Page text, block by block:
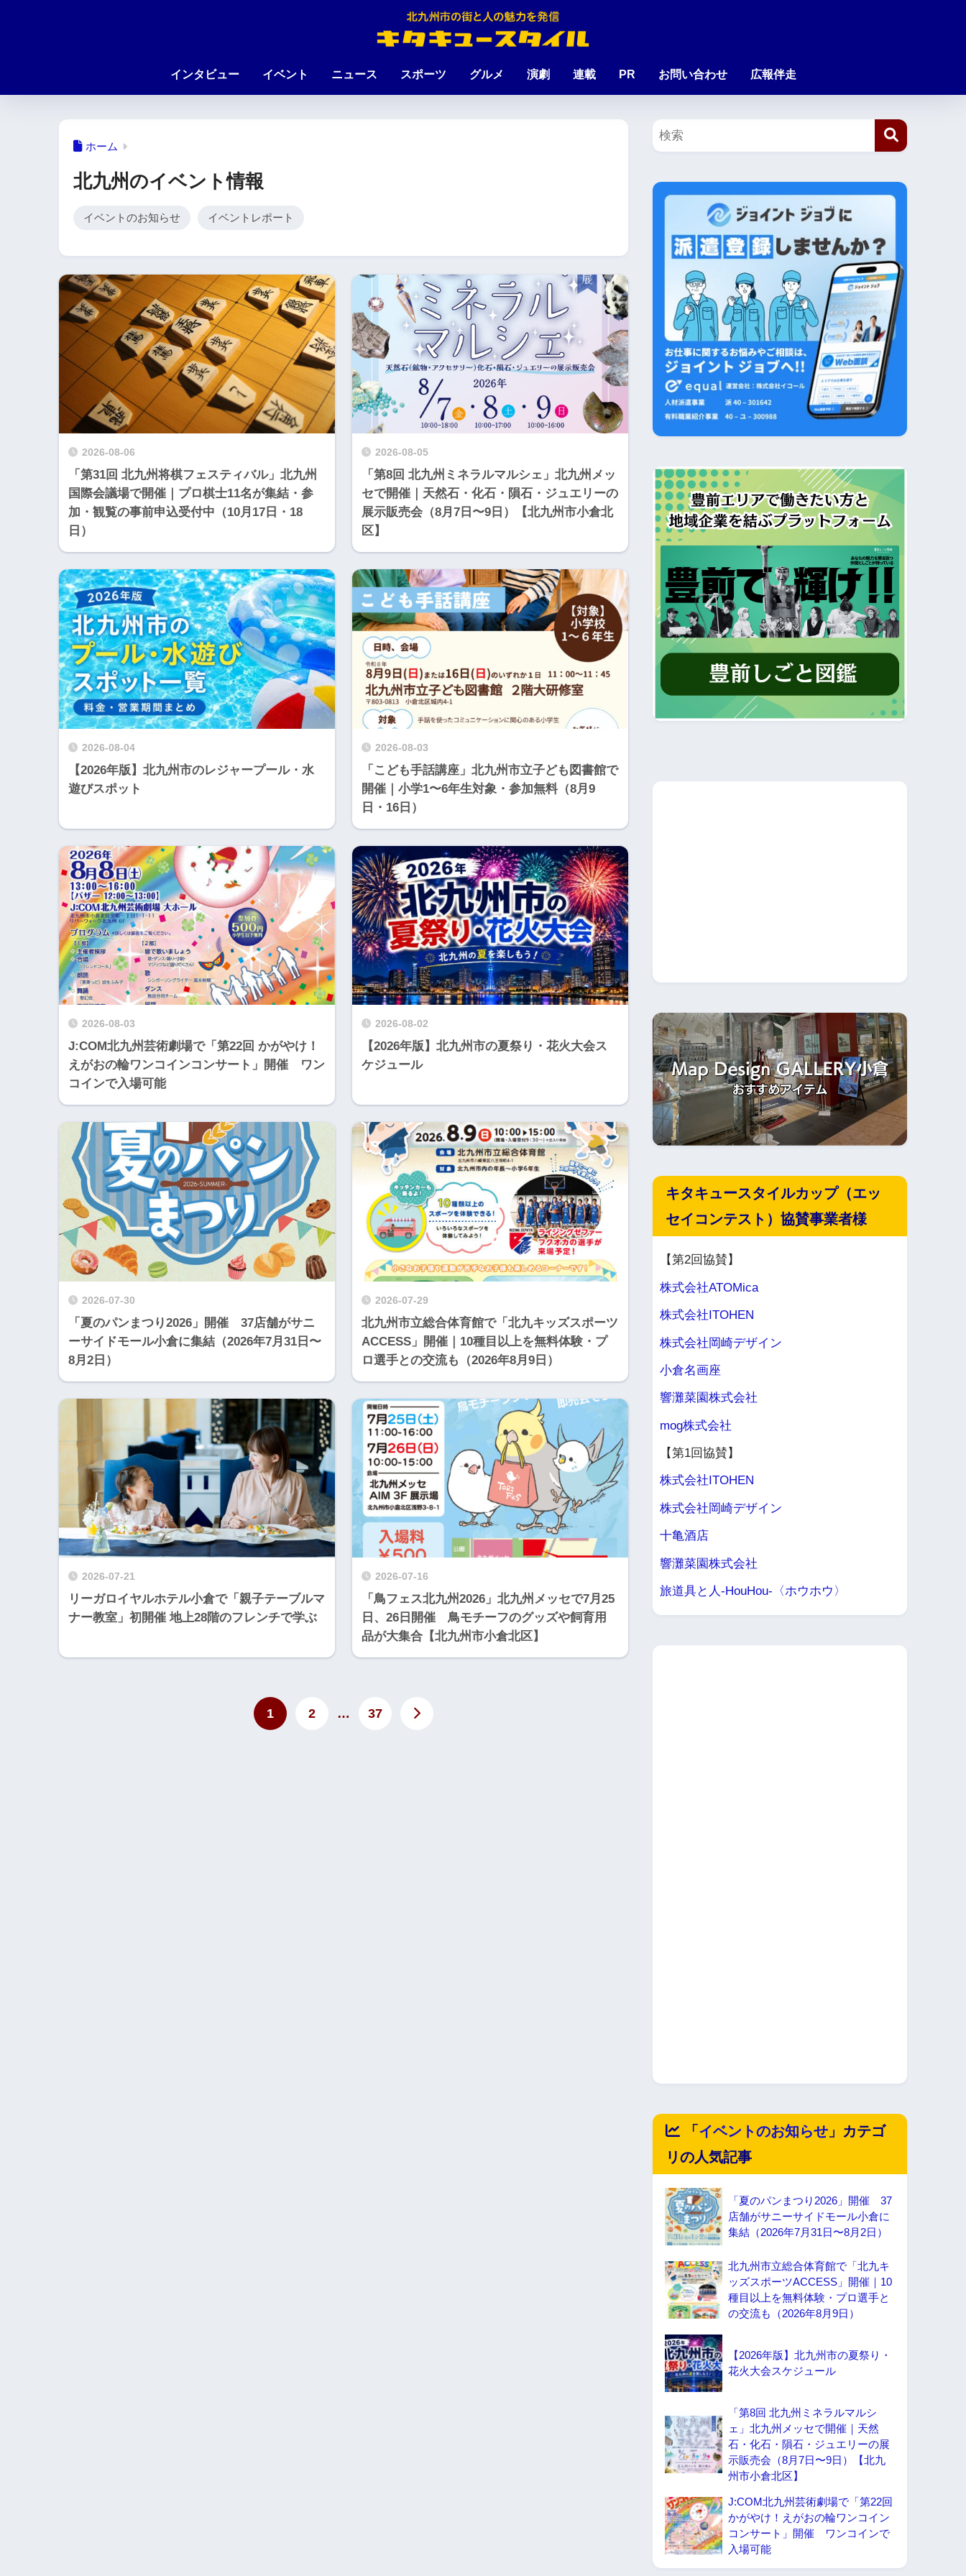
インタビュー イベント ニュース スポーツ グルメ 演劇 連載 PR お問い合わせ 広報伴走
ホーム
北九州のイベント情報
イベントのお知らせ イベントレポート
2026-08-06
「第31回 北九州将棋フェスティバル」北九州
国際会議場で開催｜プロ棋士11名が集結・参
加・観覧の事前申込受付中（10月17日・18
日）
2026-08-05
「第8回 北九州ミネラルマルシェ」北九州メッ
セで開催｜天然石・化石・隕石・ジュエリーの
展示販売会（8月7日〜9日）【北九州市小倉北
区】
2026-08-04
【2026年版】北九州市のレジャープール・水
遊びスポット
2026-08-03
「こども手話講座」北九州市立子ども図書館で
開催｜小学1〜6年生対象・参加無料（8月9
日・16日）
2026-08-03
J:COM北九州芸術劇場で「第22回 かがやけ！
えがおの輪ワンコインコンサート」開催 ワン
コインで入場可能
2026-08-02
【2026年版】北九州市の夏祭り・花火大会ス
ケジュール
2026-07-30
「夏のパンまつり2026」開催 37店舗がサニ
ーサイドモール小倉に集結（2026年7月31日〜
8月2日）
2026-07-29
北九州市立総合体育館で「北九キッズスポーツ
ACCESS」開催｜10種目以上を無料体験・プ
ロ選手との交流も（2026年8月9日）
2026-07-21
リーガロイヤルホテル小倉で「親子テーブルマ
ナー教室」初開催 地上28階のフレンチで学ぶ
2026-07-16
「鳥フェス北九州2026」北九州メッセで7月25
日、26日開催 鳥モチーフのグッズや飼育用
品が大集合【北九州市小倉北区】
1 2 … 37
キタキュースタイルカップ（エッ
セイコンテスト）協賛事業者様
【第2回協賛】
株式会社ATOMica
株式会社ITOHEN
株式会社岡崎デザイン
小倉名画座
響灘菜園株式会社
mog株式会社
【第1回協賛】
株式会社ITOHEN
株式会社岡崎デザイン
十亀酒店
響灘菜園株式会社
旅道具と人-HouHou-〈ホウホウ〉
「 イベントのお知らせ 」カテゴ
リの人気記事
「夏のパンまつり2026」開催 37
店舗がサニーサイドモール小倉に
集結（2026年7月31日〜8月2日）
北九州市立総合体育館で「北九キ
ッズスポーツACCESS」開催｜10
種目以上を無料体験・プロ選手と
の交流も（2026年8月9日）
【2026年版】北九州市の夏祭り・
花火大会スケジュール
「第8回 北九州ミネラルマルシ
ェ」北九州メッセで開催｜天然
石・化石・隕石・ジュエリーの展
示販売会（8月7日〜9日）【北九
州市小倉北区】
J:COM北九州芸術劇場で「第22回
かがやけ！えがおの輪ワンコイン
コンサート」開催 ワンコインで
入場可能